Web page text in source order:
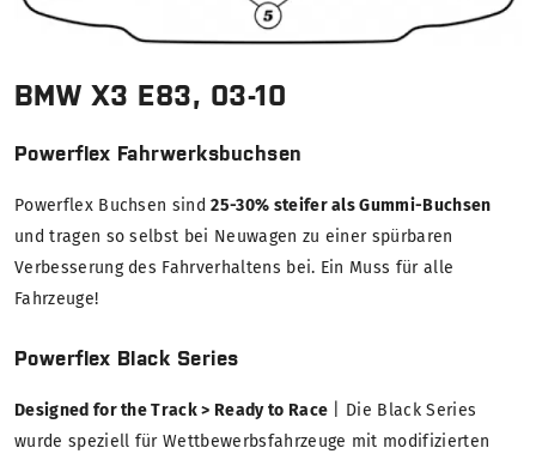
BMW X3 E83, 03-10
Powerflex Fahrwerksbuchsen
Powerflex Buchsen sind25-30% steifer als Gummi-Buchsen
und tragen so selbst bei Neuwagen zu einer spürbaren
Verbesserung des Fahrverhaltens bei. Ein Muss für alle
Fahrzeuge!
Powerflex Black Series
Designed for the Track > Ready to Race | Die Black Series
wurde speziell für Wettbewerbsfahrzeuge mit modifizierten